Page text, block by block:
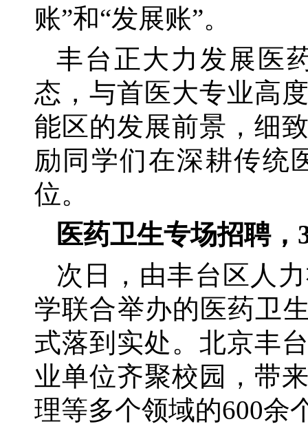
账”和“发展账”。
丰台正大力发展医
态，与首医大专业高
能区的发展前景，细
励同学们在深耕传统
位。
医药卫生专场招聘，
次日，由丰台区人
学联合举办的医药卫
式落到实处。北京丰
业单位齐聚校园，带
理等多个领域的600余